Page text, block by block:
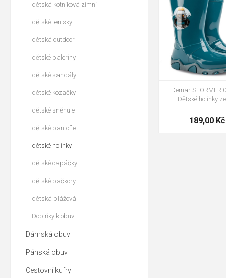
Demar STORMER
Dětské holínky
189,00 Kč
20-21 22-23
26-27
dětská kotníková zimní
dětské tenisky
dětská outdoor
dětské baleríny
dětské sandály
dětské kozačky
dětské sněhule
dětské pantofle
dětské holínky
dětské capáčky
dětské bačkory
dětská plážová
Doplňky k obuvi
Dámská obuv
Pánská obuv
Cestovní kufry